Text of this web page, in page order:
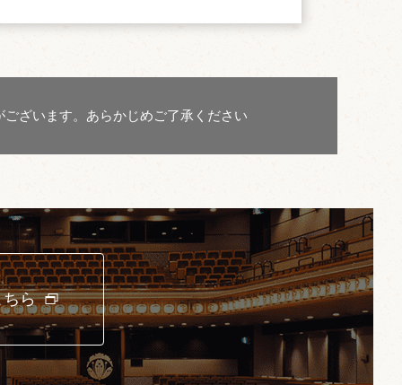
ざいます。あらかじめご了承ください
ちら